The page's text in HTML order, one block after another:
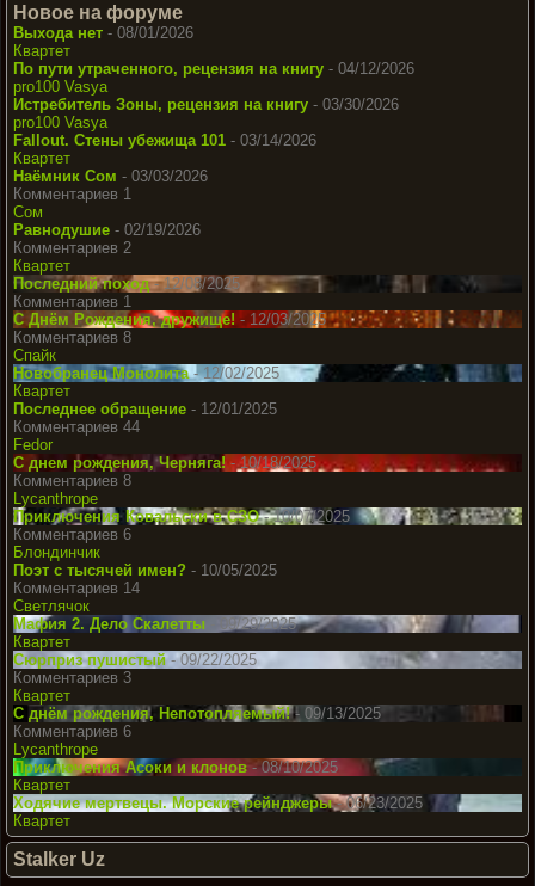
Новое на форуме
Выхода нет - 08/01/2026
Квартет
По пути утраченного, рецензия на книгу - 04/12/2026
pro100 Vasya
Истребитель Зоны, рецензия на книгу - 03/30/2026
pro100 Vasya
Fallout. Стены убежища 101 - 03/14/2026
Квартет
Наёмник Сом - 03/03/2026
Комментариев 1
Сом
Равнодушие - 02/19/2026
Комментариев 2
Квартет
Последний поход- 12/08/2025
Комментариев 1
С Днём Рождения, дружище! - 12/03/2025
Комментариев 8
Спайк
Новобранец Монолита - 12/02/2025
Квартет
Последнее обращение - 12/01/2025
Комментариев 44
Fedor
С днем рождения, Черняга!- 10/18/2025
Комментариев 8
Lycanthrope
Приключения Ковальски в СЗО- 10/07/2025
Комментариев 6
Блондинчик
Поэт с тысячей имен? - 10/05/2025
Комментариев 14
Светлячок
Мафия 2. Дело Скалетты
- 09/29/2025
Квартет
Сюрприз пушистый - 09/22/2025
Комментариев 3
Квартет
С днём рождения, Непотопляемый!- 09/13/2025
Комментариев 6
Lycanthrope
Приключения Асоки и клонов- 08/10/2025
Квартет
Ходячие мертвецы. Морские рейнджеры- 06/23/2025
Квартет
Stalker Uz